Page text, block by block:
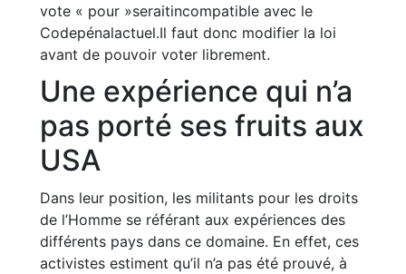
vote « pour »seraitincompatible avec le
Codepénalactuel.Il faut donc modifier la loi
avant de pouvoir voter librement.
Une expérience qui n’a
pas porté ses fruits aux
USA
Dans leur position, les militants pour les droits
de l’Homme se référant aux expériences des
différents pays dans ce domaine. En effet, ces
activistes estiment qu’il n’a pas été prouvé, à